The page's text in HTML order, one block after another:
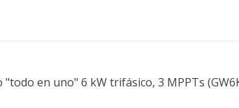
en uno" 6 kW trifásico, 3 MPPTs